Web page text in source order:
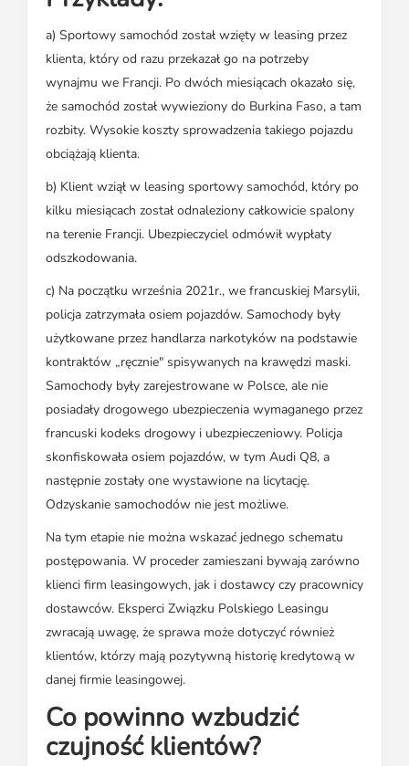
a) Sportowy samochód został wzięty w leasing przez
klienta, który od razu przekazał go na potrzeby
wynajmu we Francji. Po dwóch miesiącach okazało się,
że samochód został wywieziony do Burkina Faso, a tam
rozbity. Wysokie koszty sprowadzenia takiego pojazdu
obciążają klienta.
b) Klient wziął w leasing sportowy samochód, który po
kilku miesiącach został odnaleziony całkowicie spalony
na terenie Francji. Ubezpieczyciel odmówił wypłaty
odszkodowania.
c) Na początku września 2021r., we francuskiej Marsylii,
policja zatrzymała osiem pojazdów. Samochody były
użytkowane przez handlarza narkotyków na podstawie
kontraktów „ręcznie" spisywanych na krawędzi maski.
Samochody były zarejestrowane w Polsce, ale nie
posiadały drogowego ubezpieczenia wymaganego przez
francuski kodeks drogowy i ubezpieczeniowy. Policja
skonfiskowała osiem pojazdów, w tym Audi Q8, a
następnie zostały one wystawione na licytację.
Odzyskanie samochodów nie jest możliwe.
Na tym etapie nie można wskazać jednego schematu
postępowania. W proceder zamieszani bywają zarówno
klienci firm leasingowych, jak i dostawcy czy pracownicy
dostawców. Eksperci Związku Polskiego Leasingu
zwracają uwagę, że sprawa może dotyczyć również
klientów, którzy mają pozytywną historię kredytową w
danej firmie leasingowej.
Co powinno wzbudzić
czujność klientów?